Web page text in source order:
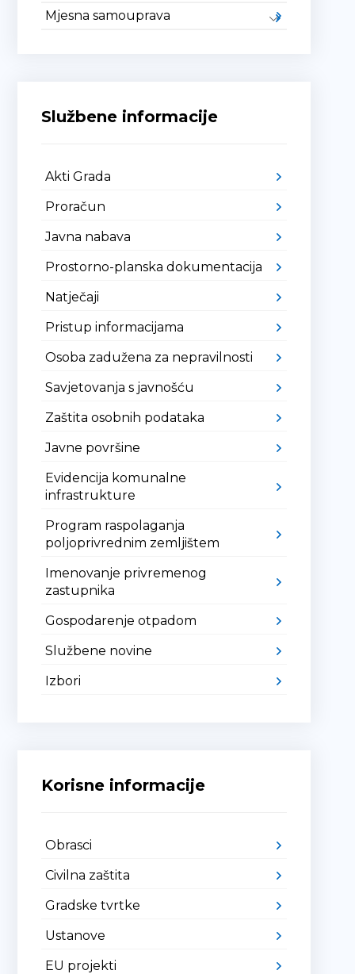
Mjesna samouprava
Službene informacije
Akti Grada
Proračun
Javna nabava
Prostorno-planska dokumentacija
Natječaji
Pristup informacijama
Osoba zadužena za nepravilnosti
Savjetovanja s javnošću
Zaštita osobnih podataka
Javne površine
Evidencija komunalne
infrastrukture
Program raspolaganja
poljoprivrednim zemljištem
Imenovanje privremenog
zastupnika
Gospodarenje otpadom
Službene novine
Izbori
Korisne informacije
Obrasci
Civilna zaštita
Gradske tvrtke
Ustanove
EU projekti